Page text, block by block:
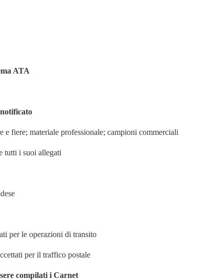
ATA
e fiere; materiale professionale; campioni commerciali
tutti i suoi allegati
per le operazioni di transito
per il traffico postale
compilati i Carnet